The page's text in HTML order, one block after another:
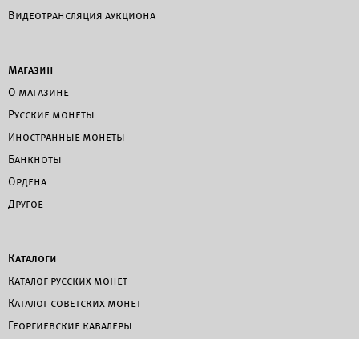
Видеотрансляция аукциона
Магазин
О магазине
Русские монеты
Иностранные монеты
Банкноты
Ордена
Другое
Каталоги
Каталог русских монет
Каталог советских монет
Георгиевские кавалеры